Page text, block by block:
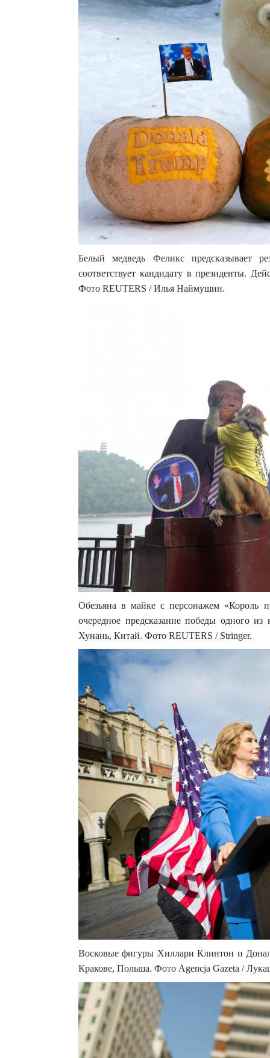
Белый медведь Феликс предсказывает
соответствует кандидату в президенты.
Фото REUTERS / Илья Наймушин.
Обезьяна в майке с персонажем «Король
очередное предсказание победы одного
Хунань, Китай. Фото REUTERS / Stringer.
Восковые фигуры Хиллари Клинтон и
Кракове, Польша. Фото Agencja Gazeta /